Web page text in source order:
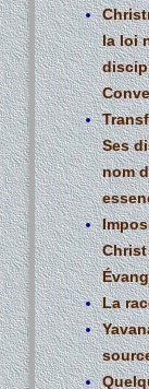
la loi
Ses
nom
Christ
La